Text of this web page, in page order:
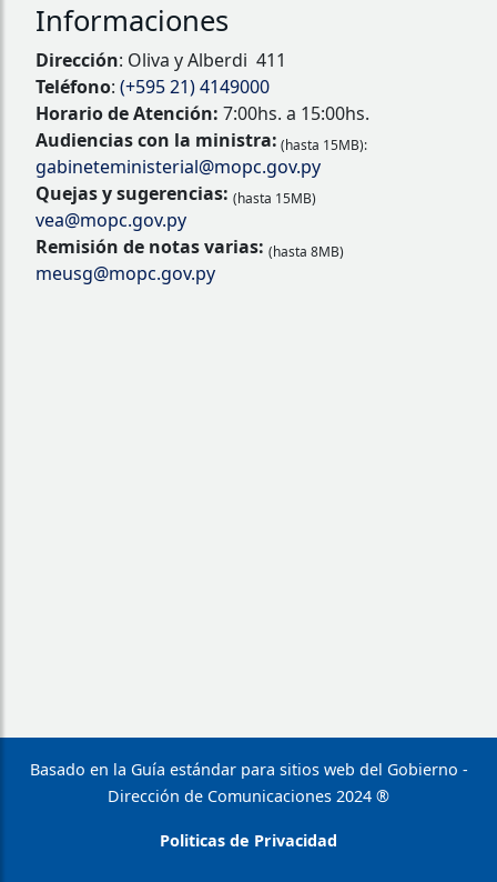
Informaciones
Dirección: Oliva y Alberdi 411
Teléfono: (+595 21) 4149000
Horario de Atención: 7:00hs. a 15:00hs.
Audiencias con la ministra: (hasta 15MB):
gabineteministerial@mopc.gov.py
Quejas y sugerencias: (hasta 15MB)
vea@mopc.gov.py
Remisión de notas varias: (hasta 8MB)
meusg@mopc.gov.py
Basado en la Guía estándar para sitios web del Gobierno -
Dirección de Comunicaciones 2024 ®
Politicas de Privacidad